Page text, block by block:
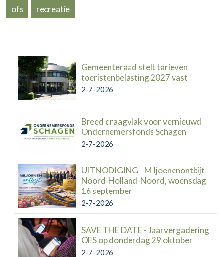
ofs recreatie
Gemeenteraad stelt tarieven
toeristenbelasting 2027 vast
2-7-2026
Breed draagvlak voor vernieuwd
Ondernemersfonds Schagen
2-7-2026
UITNODIGING - Miljoenenontbijt
Noord-Holland-Noord, woensdag
16 september
2-7-2026
SAVE THE DATE - Jaarvergadering
OFS op donderdag 29 oktober
2-7-2026